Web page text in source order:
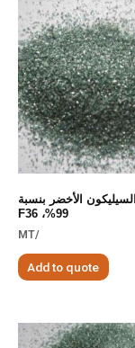
الأخضر بنسبة
99%، F36
/MT
Add to quote